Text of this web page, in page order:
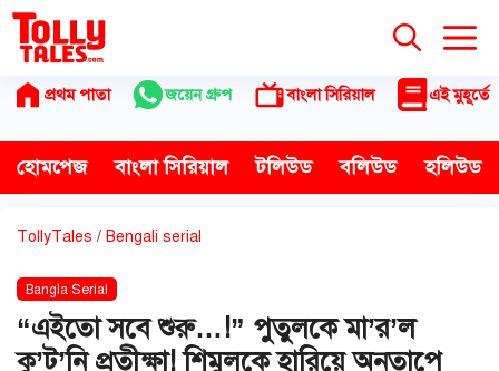
Skip
content
প্রথম পাতা জয়েন গ্রুপ বাংলা সিরিয়াল এই মুহূর্তে
হোমপেজ বাংলা সিরিয়াল টলিউড বলিউড হলিউড
TollyTales / Bengali serial
Bangla Serial
“এইতো সবে শুরু…!” পুতুলকে মা’র’ল
কু’ট’নি প্রতীক্ষা! শিমুলকে হারিয়ে অনুতাপে